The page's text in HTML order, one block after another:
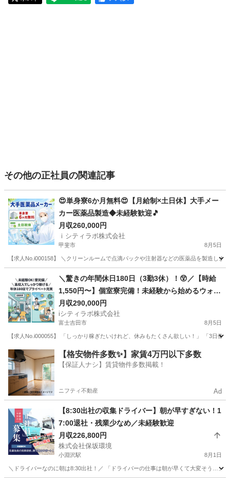
その他の正社員の関連記事
😍単身寮6か月無料😍【月給制×土日休】大手メー
カー医薬品製造◆未経験歓迎🎵
月収260,000円
ｉシティラボ株式会社
甲斐市 8月5日
【求人No.i000158】 ＼クリーンルームで点滴パックや注射器などの医薬品を製造し
その他 未経験
＼驚きの年間休日180日（3勤3休）！😲／【時給
1,550円〜】個室寮完備！未経験から始めるウォー
ターサーバー用お水の製造・検査🚰
月収290,000円
iシティラボ株式会社
富士吉田市 8月5日
【求人No.i000055】 「しっかり稼ぎたいけれど、休みもたくさん欲しい！」 「3日
山梨 富士吉田市 その他 未経験
【格安物件多数✨】家賃4万円以下多数
【保証人ナシ】賃貸物件多数掲載！
ニフティ不動産 Ad
【8:30出社の収集ドライバー】朝が早すぎない！1
7:00退社・残業少なめ／未経験歓迎
月収226,800円
株式会社保坂環境
小淵沢駅 8月1日
＼ドライバーなのに朝は8:30出社！／ 「ドライバーの仕事は朝が早くて大変そう…」